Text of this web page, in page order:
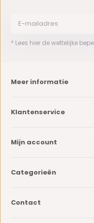
* Lees hier de wettelijke
Meer informatie
Klantenservice
Mijn account
Categorieën
Contact